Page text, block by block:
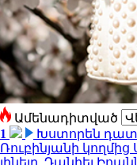
Ամենադիտված
1
Խստորեն
Ռուբինյանի
լինելը. Դանիել